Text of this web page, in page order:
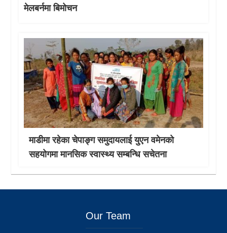
मेलबर्नमा बिमोचन
माडीमा रहेका चेपाङ्ग समुदायलाई युएन वमेनको
सहयोगमा मानसिक स्वास्थ्य सम्बन्धि सचेतना
Our Team